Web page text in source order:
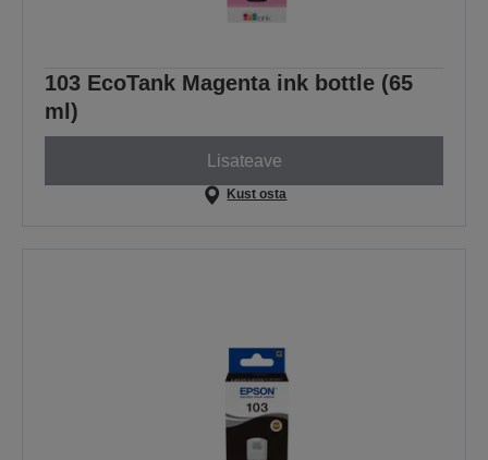
103 EcoTank Magenta ink bottle (65
ml)
Lisateave
Kust osta